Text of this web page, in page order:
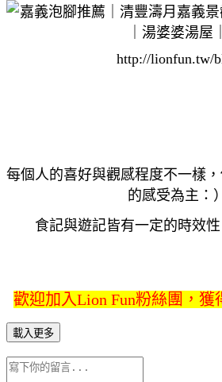
http://lionfun.tw/
每個人的喜好與觀感程度不一樣
的感受為主：）
食記與遊記皆有一定的時效
歡迎加入Lion Fun粉絲團，獲
載入更多